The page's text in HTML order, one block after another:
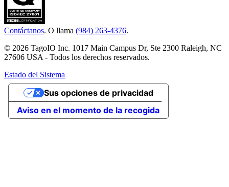
Contáctanos. O llama (984) 263-4376.
© 2026 TagoIO Inc. 1017 Main Campus Dr, Ste 2300 Raleigh, NC
27606 USA - Todos los derechos reservados.
Estado del Sistema
Aviso en el momento de la recogida
Sus opciones de privacidad